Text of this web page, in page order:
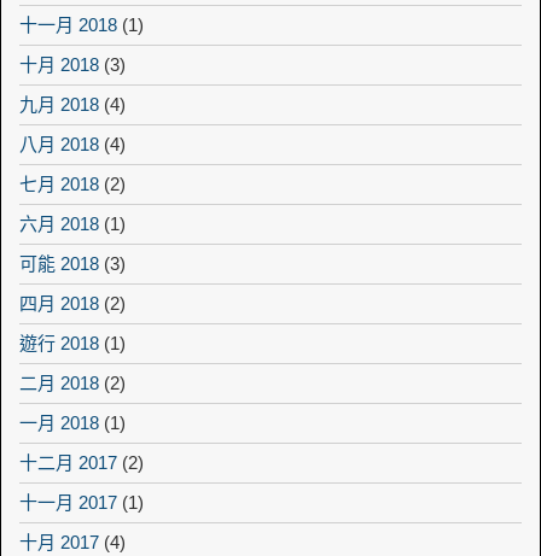
十一月 2018 (1)
十月 2018 (3)
九月 2018 (4)
八月 2018 (4)
七月 2018 (2)
六月 2018 (1)
可能 2018 (3)
四月 2018 (2)
遊行 2018 (1)
二月 2018 (2)
一月 2018 (1)
十二月 2017 (2)
十一月 2017 (1)
十月 2017 (4)